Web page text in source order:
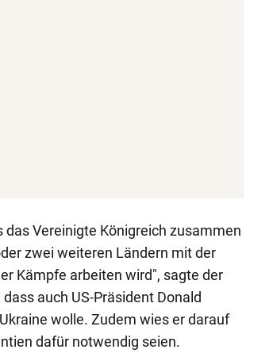
Vereinigte Königreich zusammen
zwei weiteren Ländern mit der
Kämpfe arbeiten wird", sagte der
auch US-Präsident Donald
wolle. Zudem wies er darauf
dafür notwendig seien.